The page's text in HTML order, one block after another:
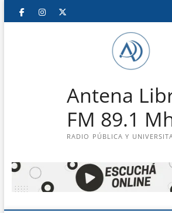
Saltar
FacebookInstagram
Antena
FM 89.1
RADIO PÚBLICA Y